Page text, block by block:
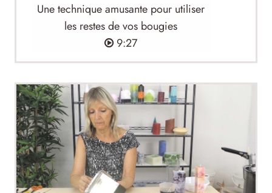
Une technique amusante pour utiliser
les restes de vos bougies
9:27